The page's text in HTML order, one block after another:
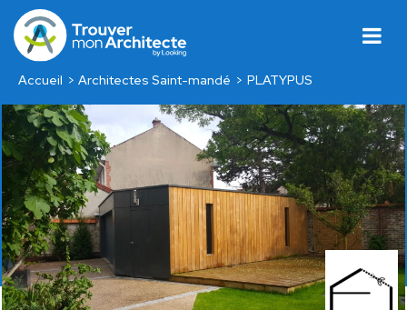
Accueil Architectes Saint-mandé PLATYPUS